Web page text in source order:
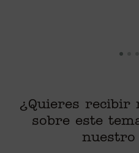
¿Quieres recibir
sobre este
nuestro